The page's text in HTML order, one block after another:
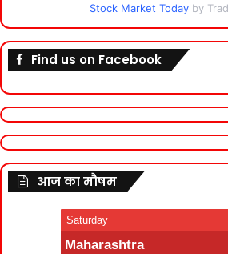
Stock Market Today by
Find us on Facebook
आज का मौषम
Saturday
Maharashtra